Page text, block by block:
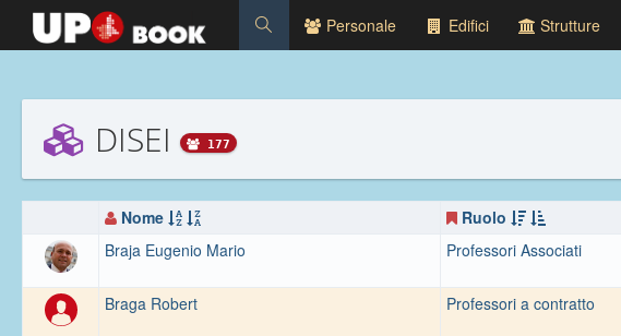
Personale Edifici Strutture
DISEI 177
Nome Ruolo
Braja Eugenio Mario
Professori Associati
Braga Robert
Professori a contratto